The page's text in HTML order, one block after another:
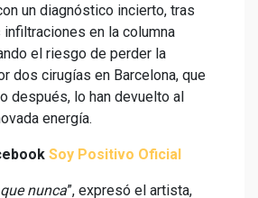
un diagnóstico incierto, tras
en la columna
el riesgo de perder la
dos cirugías en Barcelona, que
después, lo han devuelto al
energía.
Soy Positivo Oficial
nunca”, expresó el artista,